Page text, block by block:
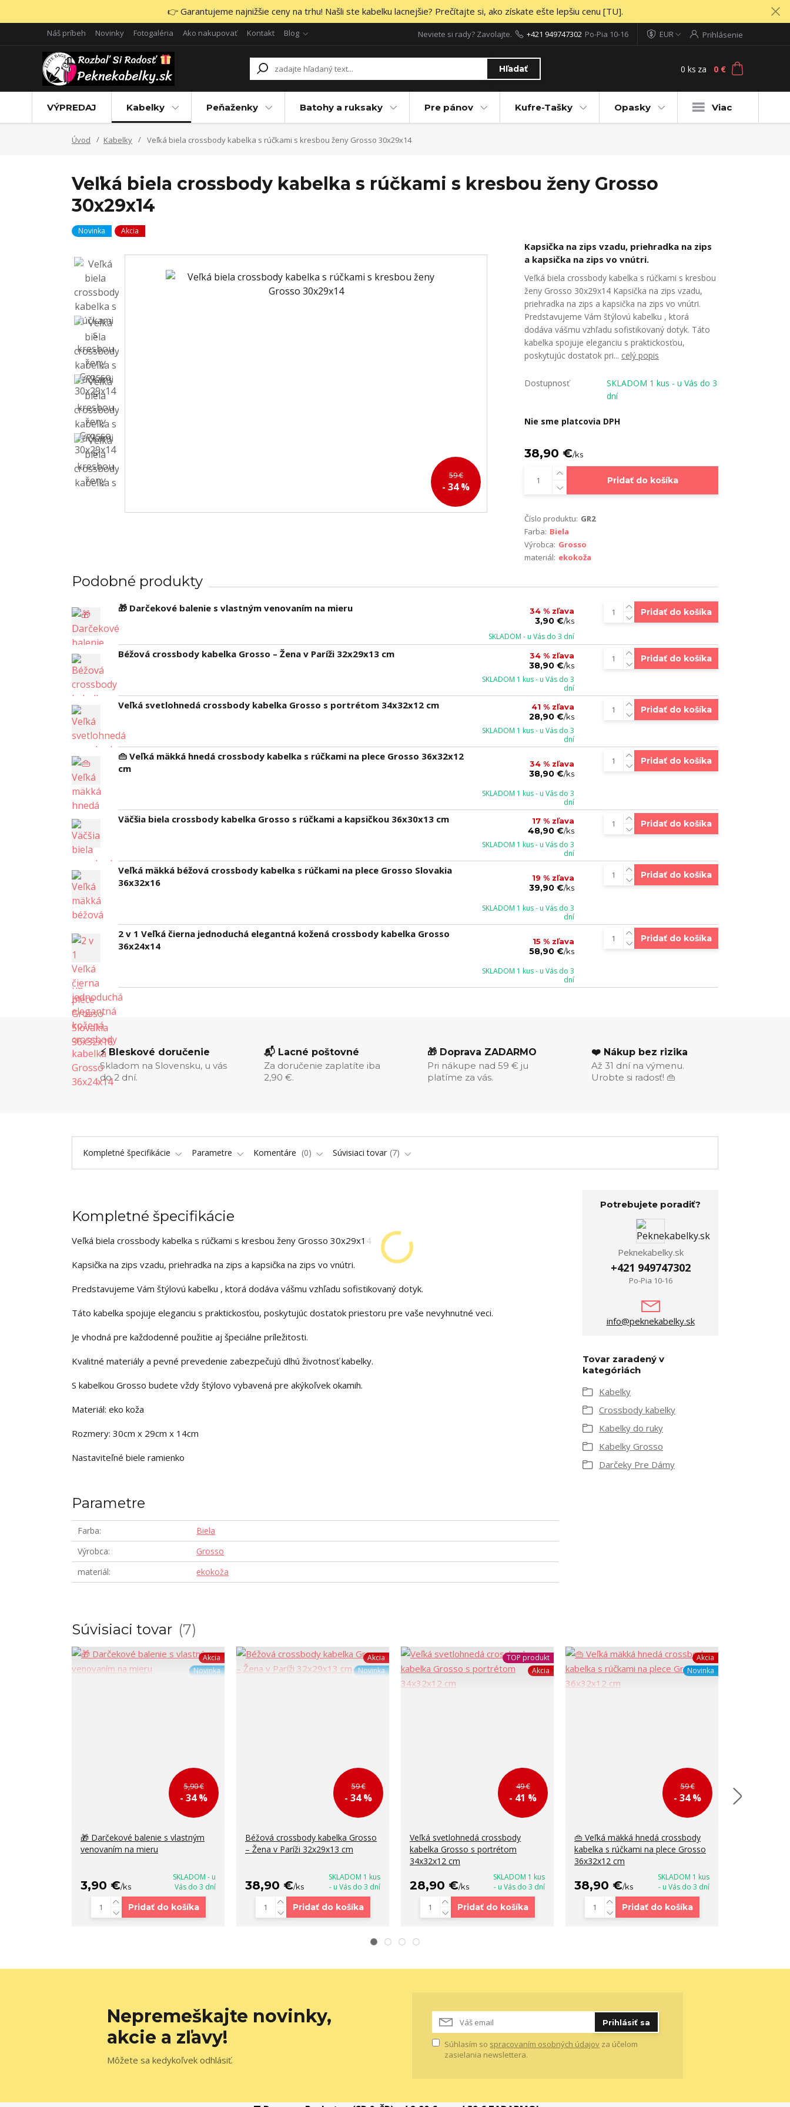
👉 Garantujeme najnižšie ceny na trhu! Našli ste kabelku lacnejšie? Prečítajte si, ako získate ešte lepšiu cenu [TU].
Náš príbeh Novinky Fotogaléria Ako nakupovať Kontakt Blog EUR Prihlásenie
Hľadať
Neviete si rady? Zavolajte. +421 949747302 Po-Pia 10-16
0 ks za 0 €
VÝPREDAJ Kabelky Peňaženky Batohy a ruksaky Pre pánov Kufre-Tašky Opasky Viac
Úvod Kabelky Veľká biela crossbody kabelka s rúčkami s kresbou ženy Grosso 30x29x14
Veľká biela crossbody kabelka s rúčkami s kresbou ženy Grosso
30x29x14
Novinka Akcia
59 €
- 34 %
Kapsička na zips vzadu, priehradka na zips
a kapsička na zips vo vnútri.
Veľká biela crossbody kabelka s rúčkami s kresbou
ženy Grosso 30x29x14 Kapsička na zips vzadu,
priehradka na zips a kapsička na zips vo vnútri.
Predstavujeme Vám štýlovú kabelku , ktorá
dodáva vášmu vzhľadu sofistikovaný dotyk. Táto
kabelka spojuje eleganciu s praktickosťou,
poskytujúc dostatok pri... celý popis
Dostupnosť
SKLADOM 1 kus - u Vás do 3
dní
Nie sme platcovia DPH
38,90 €/ks
Pridať do košíka
Číslo produktu: GR2
Farba: Biela
Výrobca: Grosso
materiál: ekokoža
Podobné produkty
🎁 Darčekové balenie s vlastným venovaním na mieru 34 % zľava
3,90 €/ks
SKLADOM - u Vás do 3 dní
Pridať do košíka
Béžová crossbody kabelka Grosso – Žena v Paríži 32x29x13 cm 34 % zľava
38,90 €/ks
SKLADOM 1 kus - u Vás do 3
dní
Pridať do košíka
Veľká svetlohnedá crossbody kabelka Grosso s portrétom 34x32x12 cm 41 % zľava
28,90 €/ks
SKLADOM 1 kus - u Vás do 3
dní
Pridať do košíka
👜 Veľká mäkká hnedá crossbody kabelka s rúčkami na plece Grosso 36x32x12
cm
34 % zľava
38,90 €/ks
SKLADOM 1 kus - u Vás do 3
dní
Pridať do košíka
Väčšia biela crossbody kabelka Grosso s rúčkami a kapsičkou 36x30x13 cm 17 % zľava
48,90 €/ks
SKLADOM 1 kus - u Vás do 3
dní
Pridať do košíka
Veľká mäkká béžová crossbody kabelka s rúčkami na plece Grosso Slovakia
36x32x16
19 % zľava
39,90 €/ks
SKLADOM 1 kus - u Vás do 3
dní
Pridať do košíka
2 v 1 Veľká čierna jednoduchá elegantná kožená crossbody kabelka Grosso
36x24x14
15 % zľava
58,90 €/ks
SKLADOM 1 kus - u Vás do 3
dní
Pridať do košíka
⚡ Bleskové doručenie
Skladom na Slovensku, u vás
do 2 dní.
📬 Lacné poštovné
Za doručenie zaplatíte iba
2,90 €.
🎁 Doprava ZADARMO
Pri nákupe nad 59 € ju
platíme za vás.
❤️ Nákup bez rizika
Až 31 dní na výmenu.
Urobte si radosť! 👜
Kompletné špecifikácie Parametre Komentáre 0 Súvisiaci tovar 7
Kompletné špecifikácie
Veľká biela crossbody kabelka s rúčkami s kresbou ženy Grosso 30x29x14
Kapsička na zips vzadu, priehradka na zips a kapsička na zips vo vnútri.
Predstavujeme Vám štýlovú kabelku , ktorá dodáva vášmu vzhľadu sofistikovaný dotyk.
Táto kabelka spojuje eleganciu s praktickosťou, poskytujúc dostatok priestoru pre vaše nevyhnutné veci.
Je vhodná pre každodenné použitie aj špeciálne príležitosti.
Kvalitné materiály a pevné prevedenie zabezpečujú dlhú životnosť kabelky.
S kabelkou Grosso budete vždy štýlovo vybavená pre akýkoľvek okamih.
Materiál: eko koža
Rozmery: 30cm x 29cm x 14cm
Nastaviteľné biele ramienko
Parametre
Farba
Biela
Výrobca
Grosso
materiál
ekokoža
Potrebujete poradiť?
Peknekabelky.sk
+421 949747302
Po-Pia 10-16
info@peknekabelky.sk
Tovar zaradený v
kategóriách
Kabelky
Crossbody kabelky
Kabelky do ruky
Kabelky Grosso
Darčeky Pre Dámy
Súvisiaci tovar 7
Akcia
Novinka
5,90 €
- 34 %
🎁 Darčekové balenie s vlastným
venovaním na mieru
3,90 €/ks
SKLADOM - u
Vás do 3 dní
Pridať do košíka
Akcia
Novinka
59 €
- 34 %
Béžová crossbody kabelka Grosso
– Žena v Paríži 32x29x13 cm
38,90 €/ks
SKLADOM 1 kus
- u Vás do 3 dní
Pridať do košíka
TOP produkt
Akcia
49 €
- 41 %
Veľká svetlohnedá crossbody
kabelka Grosso s portrétom
34x32x12 cm
28,90 €/ks
SKLADOM 1 kus
- u Vás do 3 dní
Pridať do košíka
Akcia
Novinka
59 €
- 34 %
👜 Veľká mäkká hnedá crossbody
kabelka s rúčkami na plece Grosso
36x32x12 cm
38,90 €/ks
SKLADOM 1 kus
- u Vás do 3 dní
Pridať do košíka
Nepremeškajte novinky,
akcie a zľavy!
Môžete sa kedykoľvek odhlásiť.
Prihlásiť sa
Súhlasím so spracovaním osobných údajov za účelom
zasielania newslettera.